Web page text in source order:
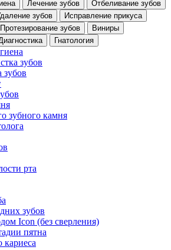
Лечение зубов
Отбеливание зубов
зубов
Исправление прикуса
Протезирование зубов
Виниры
Гнатология
зубов
зубов
зубного камня
рта
зубов
Icon (без сверления)
пятна